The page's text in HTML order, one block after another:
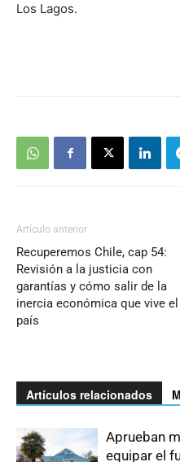
Los Lagos.
Artículo anterior
Recuperemos Chile, cap 54:
Revisión a la justicia con
garantías y cómo salir de la
inercia económica que vive el
país
Artículos relacionados
Aprueban
equipar el